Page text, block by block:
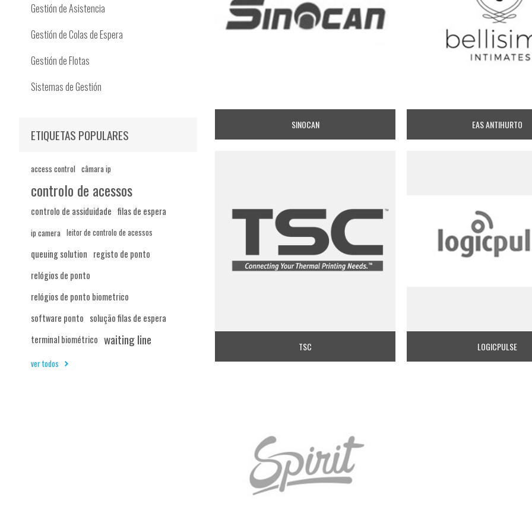
SINOCAN EAS ANTIHURTO
TSC LOGICPULSE
Gestión de Asistencia
Gestión de Colas de Espera
Gestión de Flotas
Sistemas de Gestión
ETIQUETAS POPULARES
access control câmara ip
controlo de acessos
controlo de assiduidade filas de espera
ip camera leitor de controlo de acessos
queuing solution registo de ponto
relógios de ponto
relógios de ponto biometrico
software ponto solução filas de espera
terminal biométrico waiting line
ver todos